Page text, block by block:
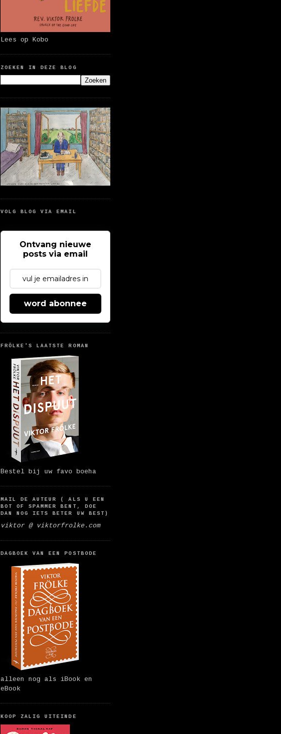
Lees op Kobo
ZOEKEN IN DEZE BLOG
VOLG BLOG VIA EMAIL
Ontvang nieuwe
posts via email
word abonnee
FRÖLKE'S LAATSTE ROMAN
Bestel bij uw favo boeha
MAIL DE AUTEUR ( ALS U EEN
BOT OF SPAMMER BENT, DOE
DAN NOG IETS BETER UW BEST)
viktor @ viktorfrolke.com
DAGBOEK VAN EEN POSTBODE
alleen nog als iBook en
eBook
KOOP ZALIG UITEINDE